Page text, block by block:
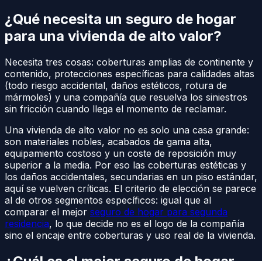
¿Qué necesita un seguro de hogar
para una vivienda de alto valor?
Necesita tres cosas: coberturas amplias de continente y
contenido, protecciones específicas para calidades altas
(todo riesgo accidental, daños estéticos, rotura de
mármoles) y una compañía que resuelva los siniestros
sin fricción cuando llega el momento de reclamar.
Una vivienda de alto valor no es solo una casa grande:
son materiales nobles, acabados de gama alta,
equipamiento costoso y un coste de reposición muy
superior a la media. Por eso las coberturas estéticas y
los daños accidentales, secundarias en un piso estándar,
aquí se vuelven críticas. El criterio de elección se parece
al de otros segmentos específicos: igual que al
comparar el mejor seguro de hogar para segunda
residencia, lo que decide no es el logo de la compañía
sino el encaje entre coberturas y uso real de la vivienda.